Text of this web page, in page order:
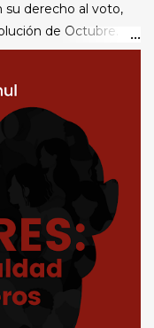
derecho al voto,
de Octubre.
en la participación
hacen
afecta a las
la mitad de la
no estadística de
en las 16
datos oficiales de
esta obra podrá
en el padrón
candidatas a los
esto no se
También se